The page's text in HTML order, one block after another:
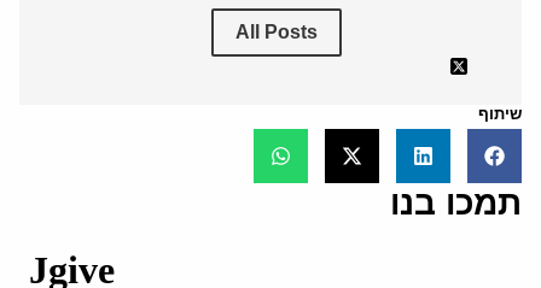
All Posts
שיתוף
תמכו בנו